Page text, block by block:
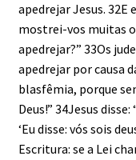
apedrejar Jesus. 32E
mostrei-vos muitas
apedrejar?” 33Os
apedrejar por causa
blasfêmia, porque
Deus!” 34Jesus
‘Eu disse: vós sois
Escritura: se a Lei